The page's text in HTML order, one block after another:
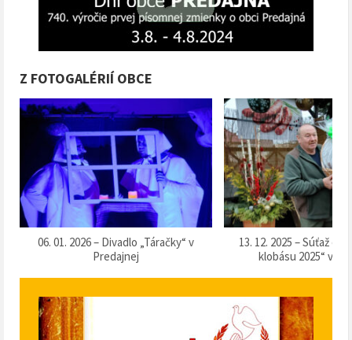
Z FOTOGALÉRIÍ OBCE
06. 01. 2026 – Divadlo „Táračky“ v
Predajnej
13. 12. 2025 – Súťaž o
klobásu 2025“ v